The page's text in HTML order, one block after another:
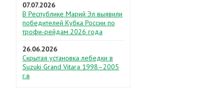
07.07.2026
В Республике Марий Эл выявили
победителей Кубка России по
трофи-рейдам 2026 года
26.06.2026
Скрытая установка лебедки в
Suzuki Grand Vitara 1998–2005
г.в